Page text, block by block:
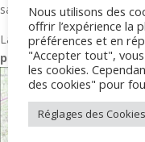
samedi de 8h30 à 12h15.
La commune a également
propositions de ZAEnR
Nous utilisons des
offrir l’expérience la
préférences et en
"Accepter tout", vous
les cookies.
des cookies" pour
Réglages des Cookies